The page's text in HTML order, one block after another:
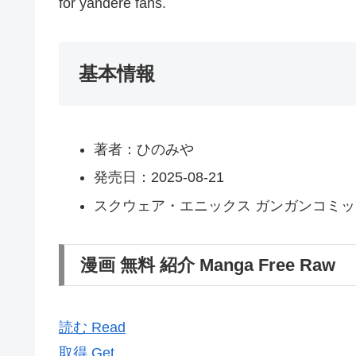
for yandere fans.
基本情報
著者：ひのみや
発売日：2025-08-21
スクウェア・エニックス ガンガンコミ
漫画 無料 紹介 Manga Free Raw
読む Read
取得 Get